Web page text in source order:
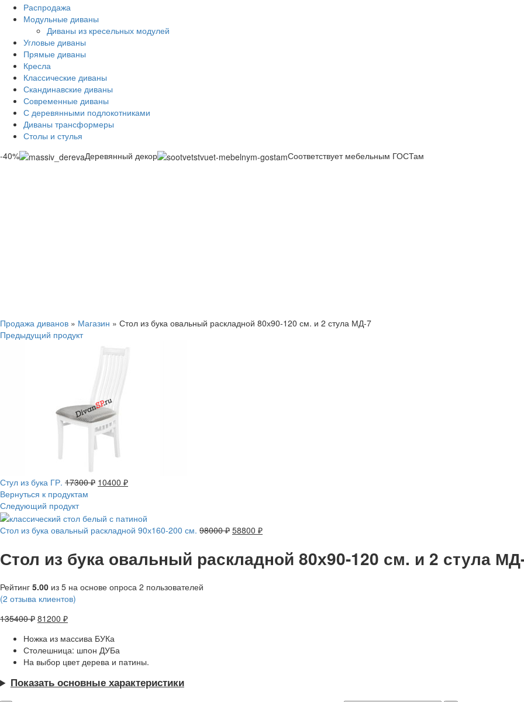
Распродажа
Модульные диваны
Диваны из кресельных модулей
Угловые диваны
Прямые диваны
Кресла
Классические диваны
Скандинавские диваны
Современные диваны
С деревянными подлокотниками
Диваны трансформеры
Столы и стулья
-40%
Деревянный декор Соответствует мебельным ГОСТам
Продажа диванов » Магазин » Стол из бука овальный раскладной 80х90-120 см. и 2 стула МД-7
Предыдущий продукт
Стул из бука ГР. 17300₽ 10400 ₽
Вернуться к продуктам
Следующий продукт
Стол из бука овальный раскладной 90х160-200 см. 98000₽ 58800 ₽
Стол из бука овальный раскладной 80х90-120 см. и 2 стула
Рейтинг 5.00 из 5 на основе опроса 2 пользователей
(2 отзыва клиентов)
135400₽ 81200 ₽
Ножка из массива БУКа
Столешница: шпон ДУБа
На выбор цвет дерева и патины.
Показать основные характеристики